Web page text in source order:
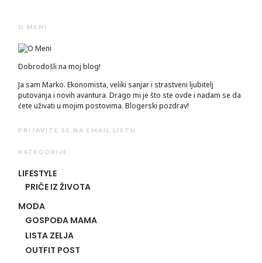
O MENI
Dobrodošli na moj blog!
Ja sam Marko. Ekonomista, veliki sanjar i strastveni ljubitelj
putovanja i novih avantura. Drago mi je što ste ovde i nadam se da
ćete uživati u mojim postovima. Blogerski pozdrav!
PRIJAVITE SE NA EMAIL LISTU
KATEGORIJE
LIFESTYLE
PRIČE IZ ŽIVOTA
MODA
GOSPOĐA MAMA
LISTA ZELJA
OUTFIT POST